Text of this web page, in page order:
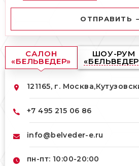
ОТПРАВИТЬ
САЛОН
«БЕЛЬВЕДЕР»
ШОУ-РУМ
121165, г. Москва,
+7 495 215 06 86
info@belveder-e.ru
пн-пт: 10:00-20:00